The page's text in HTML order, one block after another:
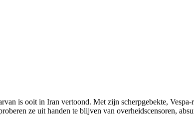
is ooit in Iran vertoond. Met zijn scherpgebekte,
ze uit handen te blijven van overheidscensoren,